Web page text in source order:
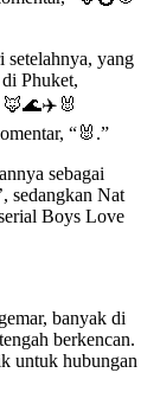
setelahnya, yang
Phuket,
🦊🌊✈️🐰
“🐰.”
sebagai
sedangkan Nat
Boys Love
banyak di
berkencan.
untuk hubungan